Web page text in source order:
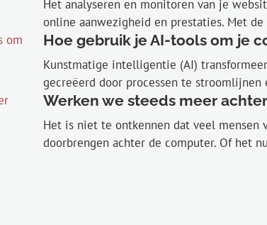
Het analyseren en monitoren van je
online aanwezigheid en prestaties. Met
Hoe gebruik je AI-tools om je
Kunstmatige intelligentie (AI)
gecreëerd door processen te
Werken we steeds meer
Het is niet te ontkennen dat veel mensen
doorbrengen achter de computer. Of het